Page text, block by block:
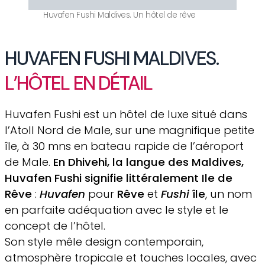
Huvafen Fushi Maldives. Un hôtel de rêve
HUVAFEN FUSHI MALDIVES.
L’HÔTEL EN DÉTAIL
Huvafen Fushi est un hôtel de luxe situé dans
l’Atoll Nord de Male, sur une magnifique petite
île, à 30 mns en bateau rapide de l’aéroport
de Male. En Dhivehi, la langue des Maldives,
Huvafen Fushi signifie littéralement Ile de
Rêve : Huvafen pour Rêve et Fushi île, un nom
en parfaite adéquation avec le style et le
concept de l’hôtel.
Son style mêle design contemporain,
atmosphère tropicale et touches locales, avec